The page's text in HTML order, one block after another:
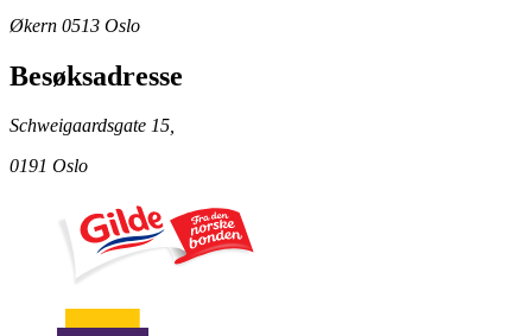
Økern 0513 Oslo
Besøksadresse
Schweigaardsgate 15,
0191 Oslo